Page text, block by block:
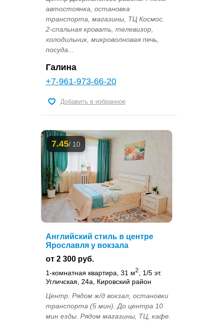
автостоянка, остановка
транспорта, магазины, ТЦ Космос.
2-спальная кровать, телевизор,
холодильник, микроволновая печь,
посуда...
Галина
+7-961-973-66-20
Добавить в избранное
7.45/ 10
Английский стиль в центре
Ярославля у вокзала
от 2 300 руб.
1-комнатная квартира, 31 м2
, 1/5 эт.
Угличская, 24а, Кировский район
Центр. Рядом ж/д вокзал, остановки
транспорта (5 мин). До центра 10
мин езды. Рядом магазины, ТЦ, кафе.